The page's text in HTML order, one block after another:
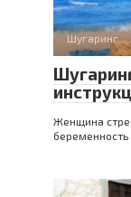
Шугаринг
Женщина
беременность